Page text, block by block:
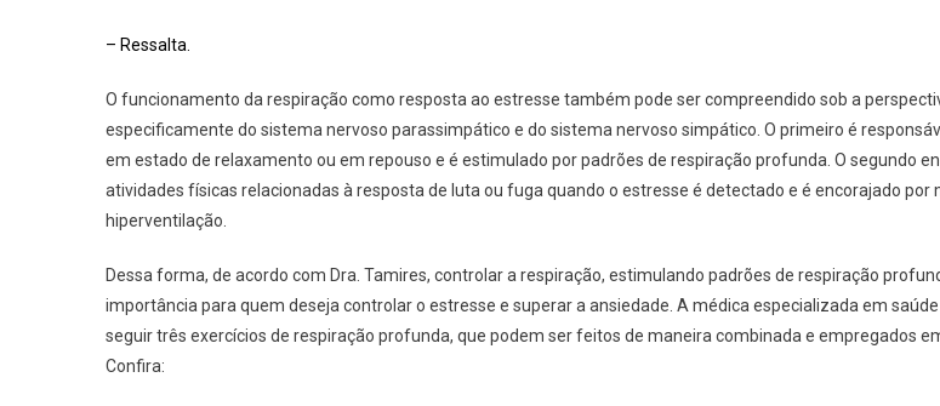
– Ressalta.
O funcionamento da respiração como resposta ao estresse também pode ser compreendido sob a
especificamente do sistema nervoso parassimpático e do sistema nervoso simpático. O primeiro é
em estado de relaxamento ou em repouso e é estimulado por padrões de respiração profunda. O segundo
atividades físicas relacionadas à resposta de luta ou fuga quando o estresse é detectado e é encorajado por
hiperventilação.
Dessa forma, de acordo com Dra. Tamires, controlar a respiração, estimulando padrões de respiração
importância para quem deseja controlar o estresse e superar a ansiedade. A médica especializada em
seguir três exercícios de respiração profunda, que podem ser feitos de maneira combinada e empregados
Confira: